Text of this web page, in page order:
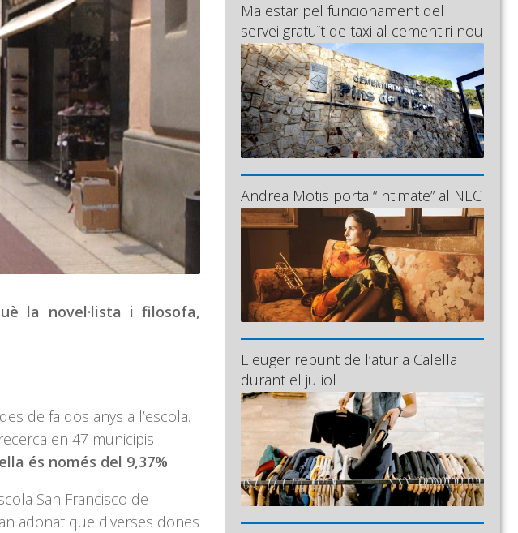
la novel·lista i filosofa,
de fa dos anys a l’escola.
en 47 municipis
és només del 9,37%.
San Francisco de
adonat que diverses dones
Malestar pel funcionament del
servei gratuït de taxi al cementiri nou
Andrea Motis porta “Intimate” al NEC
Lleuger repunt de l’atur a Calella
durant el juliol